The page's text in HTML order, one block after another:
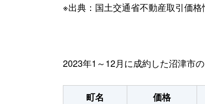
※出典：国土交通省不動産取引価格
2023年1～12月に成約した沼津市
町名 価格